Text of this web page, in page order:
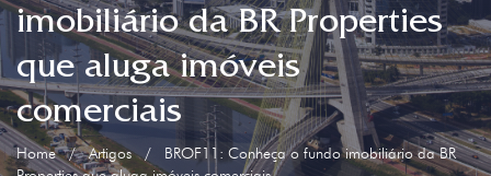
imobiliário da BR Properties
que aluga imóveis
comerciais
Home / Artigos /
BROF11: Conheça o fundo imobiliário da BR